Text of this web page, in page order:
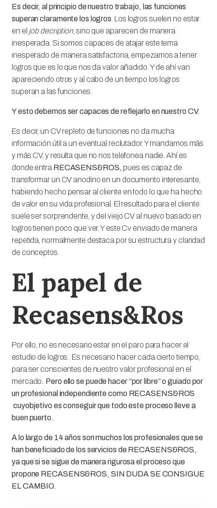
Es decir, al principio de nuestro trabajo, las funciones
superan claramente los logros . Los logros suelen no estar
en el job decription, sino que aparecen de manera
inesperada. Si somos capaces de atajar este tema
inesperado de manera satisfactoria, empezamos a tener
logros que es lo que nos da valor añadido. Y de ahí van
apareciendo otros y al cabo de un tiempo los logros
superan a las funciones.
Y esto debemos ser capaces de reflejarlo en nuestro CV.
Es decir, un CV repleto de funciones no da mucha
información útil a un eventual reclutador. Y mandamos más
y más CV, y resulta que no nos telefonea nadie. Ahí es
donde entra RECASENS&ROS, pues es capaz de
transformar un CV anodino en un documento interesante,
habiendo hecho pensar al cliente en todo lo que ha hecho
de valor en su vida profesional. El resultado para el cliente
suele ser sorprendente, y del viejo CV al nuevo basado en
logros tienen poco que ver. Y este Cv enviado de manera
repetida, normalmente destaca por su estructura y claridad
de conceptos.
El papel de
Recasens&Ros
Por ello, no es necesario estar en el paro para hacer el
estudio de logros. Es necesario hacer cada cierto tiempo,
para ser conscientes de nuestro valor profesional en el
mercado. Pero ello se puede hacer “por libre” o guiado por
un profesional independiente como RECASENS&ROS
cuyobjetivo es conseguir que todo este proceso lleve a
buen puerto.
A lo largo de 14 años son muchos los profesionales que se
han beneficiado de los servicios de RECASENS&ROS,
ya que si se sigue de manera rigurosa el proceso que
propone RECASENS&ROS, SIN DUDA SE CONSIGUE
EL CAMBIO.